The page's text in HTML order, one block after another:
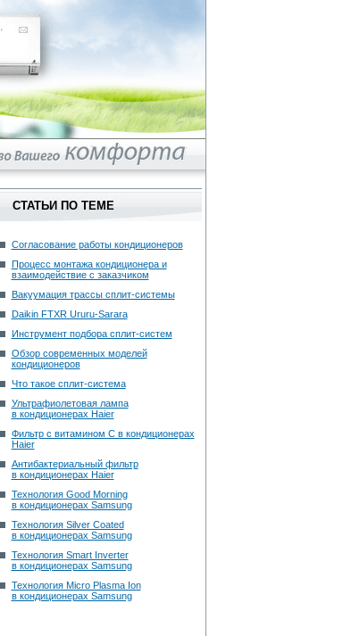
СТАТЬИ ПО ТЕМЕ
Согласование работы кондиционеров
Процесс монтажа кондиционера и
взаимодействие с заказчиком
Вакуумация трассы сплит-системы
Daikin FTXR Ururu-Sarara
Инструмент подбора сплит-систем
Обзор современных моделей
кондиционеров
Что такое сплит-система
Ультрафиолетовая лампа
в кондиционерах Haier
Фильтр с витамином С в кондиционерах
Haier
Антибактериальный фильтр
в кондиционерах Haier
Технология Good Morning
в кондиционерах Samsung
Технология Silver Coated
в кондиционерах Samsung
Технология Smart Inverter
в кондиционерах Samsung
Технология Micro Plasma Ion
в кондиционерах Samsung